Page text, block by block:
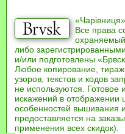
Все права
либо
и/или подготовлены
Любое копирование,
узоров, текстов и кодов
не используются. Готовое
искажений в отображении
особенностей вышивания
предоставляется на
применения всех скидок).